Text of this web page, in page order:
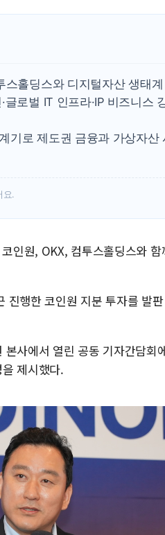
용산공원·
[AI 부동산
[코인시황]
스홀딩스와 디지털자산 생태
글로벌 IT 인프라·IP 비즈니스
기로 제도권 금융과 가상자산
요.
인원, OKX, 컴투스홀딩스와
진행한 코인원 지분 투자를 발
사에서 열린 공동 기자간담회
제시했다.